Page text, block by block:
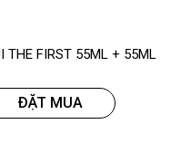
THE FIRST 55ML + 55ML
ĐẶT MUA